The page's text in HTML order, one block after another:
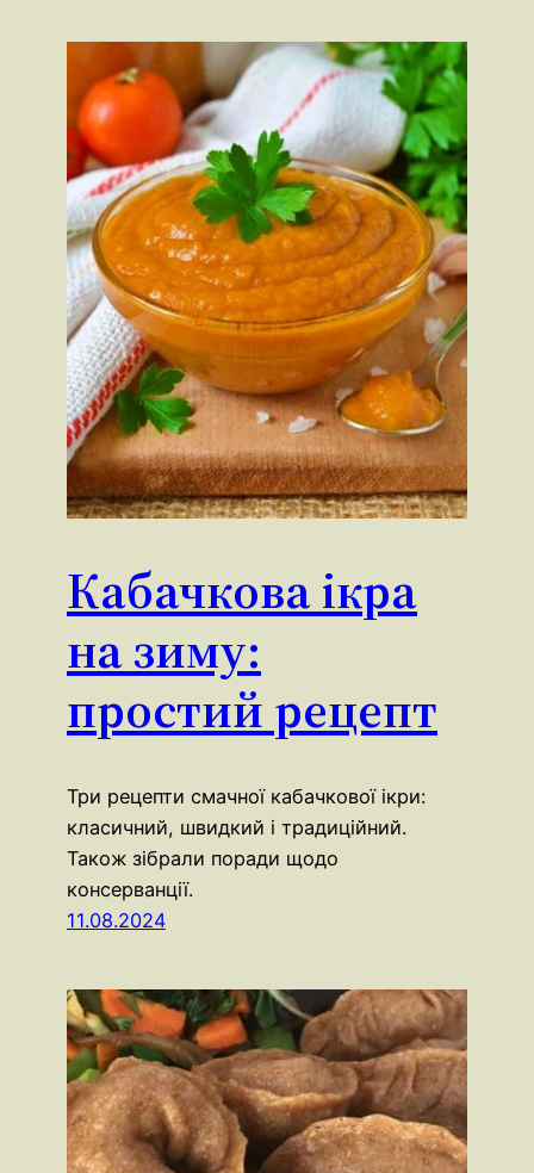
Кабачкова ікра
на зиму:
простий рецепт
Три рецепти смачної кабачкової ікри:
класичний, швидкий і традиційний.
Також зібрали поради щодо
консерванції.
11.08.2024